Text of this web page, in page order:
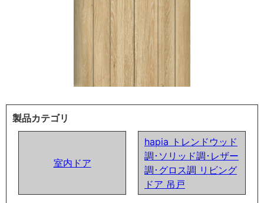
製品カテゴリ
室内ドア
hapia トレンドウッド
調･ソリッド調･レザー
調･グロス調 リビング
ドア 吊戸